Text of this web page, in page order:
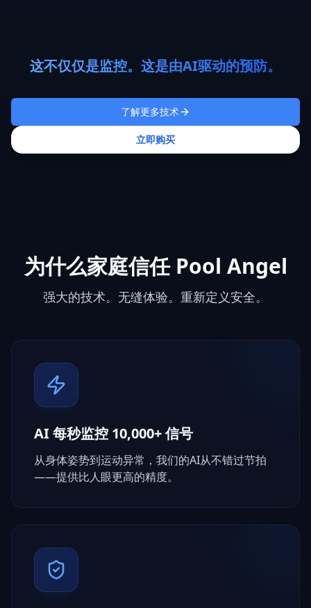
这不仅仅是监控。这是由AI驱动的预防。
了解更多技术
立即购买
为什么家庭信任 Pool Angel
强大的技术。无缝体验。重新定义安全。
AI 每秒监控 10,000+ 信号
从身体姿势到运动异常，我们的AI从不错过节拍
——提供比人眼更高的精度。